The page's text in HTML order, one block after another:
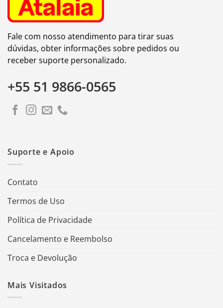
Fale com nosso atendimento para tirar suas
dúvidas, obter informações sobre pedidos ou
receber suporte personalizado.
+55 51 9866-0565
Suporte e Apoio
Contato
Termos de Uso
Política de Privacidade
Cancelamento e Reembolso
Troca e Devolução
Mais Visitados